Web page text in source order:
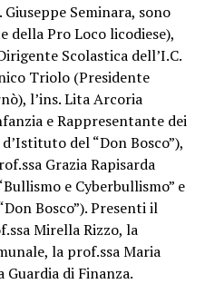
Seminara, sono
della Pro Loco licodiese),
Scolastica dell’I.C.
Triolo (Presidente
l’ins. Lita Arcoria
e Rappresentante dei
del “Don Bosco”),
Grazia Rapisarda
e Cyberbullismo” e
Bosco”). Presenti il
Mirella Rizzo, la
la prof.ssa Maria
di Finanza.